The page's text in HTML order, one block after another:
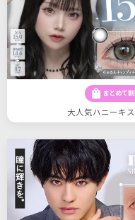
shopping_bag まとめて
大人気ハニーキ